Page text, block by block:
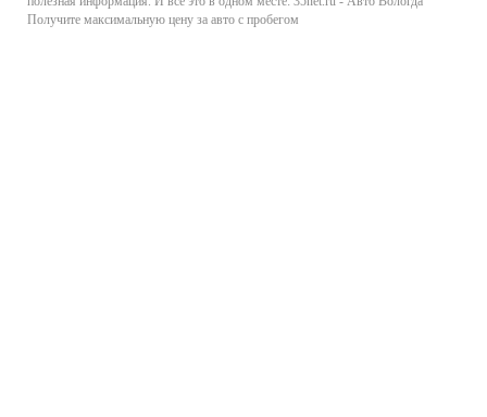
Получите максимальную цену за авто с пробегом